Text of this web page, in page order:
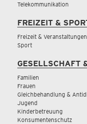
Telekommunikation
FREIZEIT &
Freizeit & Veranstaltungen
Sport
GESELLSCHAFT
Familien
Frauen
Gleichbehandlung &
Jugend
Kinderbetreuung
Konsumentenschutz